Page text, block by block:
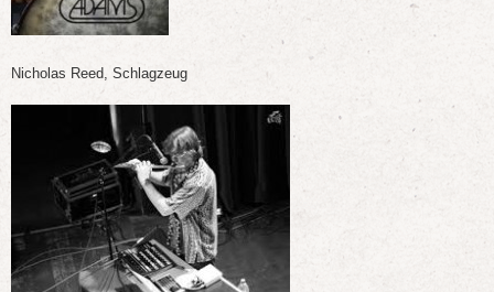
Nicholas Reed, Schlagzeug